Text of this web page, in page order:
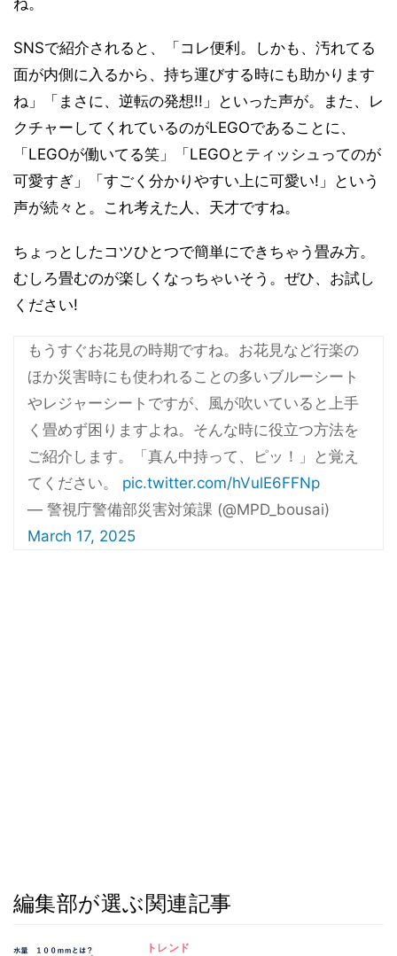
SNSで紹介されると、「コレ便利。しかも、汚れてる
面が内側に入るから、持ち運びする時にも助かります
ね」「まさに、逆転の発想!!」といった声が。また、レ
クチャーしてくれているのがLEGOであることに、
「LEGOが働いてる笑」「LEGOとティッシュってのが
可愛すぎ」「すごく分かりやすい上に可愛い!」という
声が続々と。これ考えた人、天才ですね。
ちょっとしたコツひとつで簡単にできちゃう畳み方。
むしろ畳むのが楽しくなっちゃいそう。ぜひ、お試し
ください!
もうすぐお花見の時期ですね。お花見など行楽の
ほか災害時にも使われることの多いブルーシート
やレジャーシートですが、風が吹いていると上手
く畳めず困りますよね。そんな時に役立つ方法を
ご紹介します。「真ん中持って、ピッ！」と覚え
てください。 pic.twitter.com/hVulE6FFNp
— 警視庁警備部災害対策課 (@MPD_bousai)
March 17, 2025
編集部が選ぶ関連記事
トレンド